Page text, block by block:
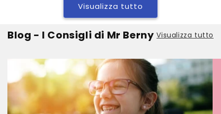
Visualizza tutto
Blog - I Consigli di Mr Berny Visualizza tutto